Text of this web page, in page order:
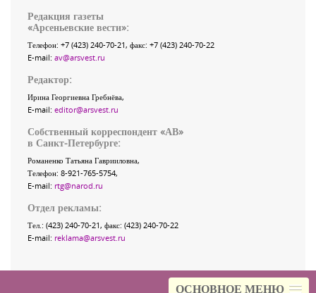
ОСНОВНОЕ МЕНЮ
Редакция газеты
«Арсеньевские вести»:
Телефон: +7 (423) 240-70-21, факс: +7 (423) 240-70-22
E-mail: av@arsvest.ru
Редактор:
Ирина Георгиевна Гребнёва,
E-mail: editor@arsvest.ru
Собственный корреспондент «АВ»
в Санкт-Петербурге:
Романенко Татьяна Гаврииловна,
Телефон: 8-921-765-5754,
E-mail: rtg@narod.ru
Отдел рекламы:
Тел.: (423) 240-70-21, факс: (423) 240-70-22
E-mail: reklama@arsvest.ru